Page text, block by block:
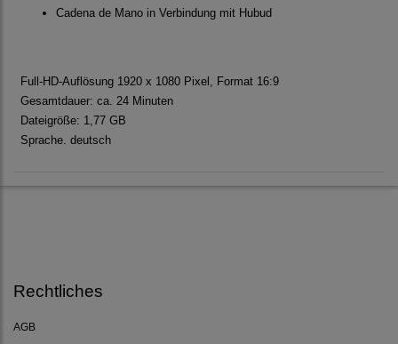
Cadena de Mano in Verbindung mit Hubud
Full-HD-Auflösung 1920 x 1080 Pixel, Format 16:9
Gesamtdauer: ca. 24 Minuten
Dateigröße: 1,77 GB
Sprache. deutsch
Rechtliches
AGB